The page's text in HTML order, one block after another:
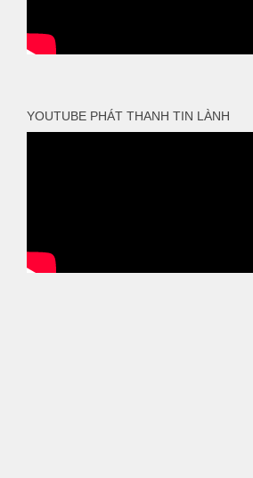
YOUTUBE PHÁT THANH TIN LÀNH